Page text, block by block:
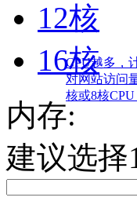
12核
16核
CPU越多，
对网站访问
核或8核CPU
内存:
建议选